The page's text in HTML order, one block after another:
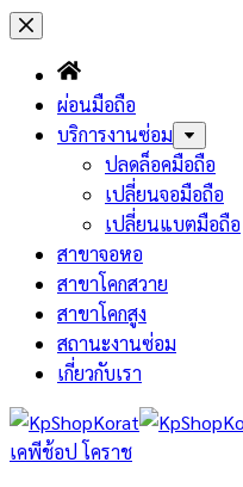
Skip
content
ผ่อนมือถือ
บริการงานซ่อม
ปลดล็อคมือถือ
เปลี่ยนจอมือถือ
เปลี่ยนแบตมือถือ
สาขาจอหอ
สาขาโคกสวาย
สาขาโคกสูง
สถานะงานซ่อม
เกี่ยวกับเรา
เคพีช้อป โคราช